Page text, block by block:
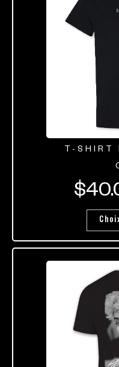
T-SHIRT
$